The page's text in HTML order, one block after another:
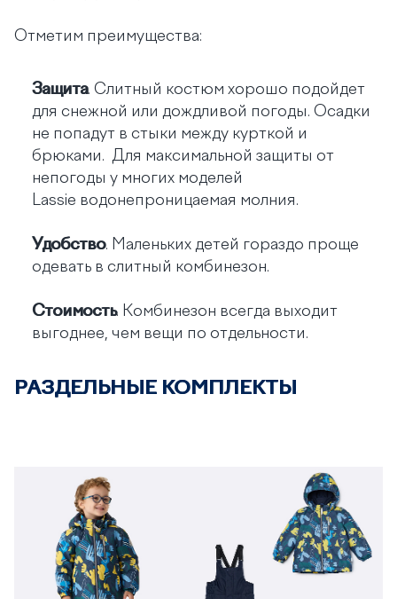
Отметим преимущества:
Защита. Слитный костюм хорошо подойдет
для снежной или дождливой погоды. Осадки
не попадут в стыки между курткой и
брюками. Для максимальной защиты от
непогоды у многих моделей
Lassie водонепроницаемая молния.
Удобство. Маленьких детей гораздо проще
одевать в слитный комбинезон.
Стоимость. Комбинезон всегда выходит
выгоднее, чем вещи по отдельности.
РАЗДЕЛЬНЫЕ КОМПЛЕКТЫ